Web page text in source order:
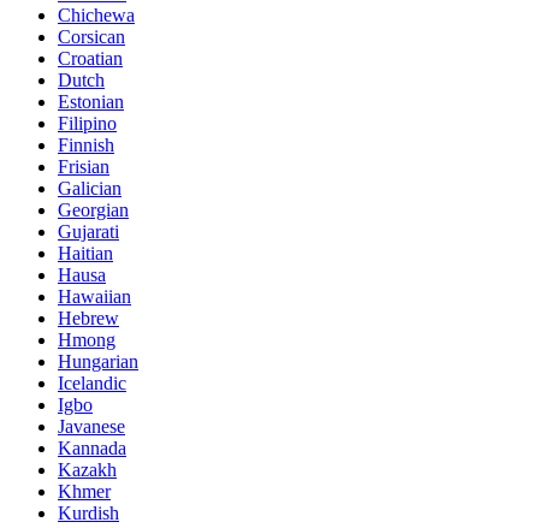
Chichewa
Corsican
Croatian
Dutch
Estonian
Filipino
Finnish
Frisian
Galician
Georgian
Gujarati
Haitian
Hausa
Hawaiian
Hebrew
Hmong
Hungarian
Icelandic
Igbo
Javanese
Kannada
Kazakh
Khmer
Kurdish